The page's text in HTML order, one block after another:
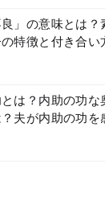
良」の意味とは？
特徴と付き合い
は？内助の功な
夫が内助の功を